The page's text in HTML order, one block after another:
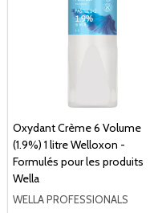
Oxydant Crème 6 Volume
(1.9%) 1 litre Welloxon -
Formulés pour les produits
Wella
WELLA PROFESSIONALS